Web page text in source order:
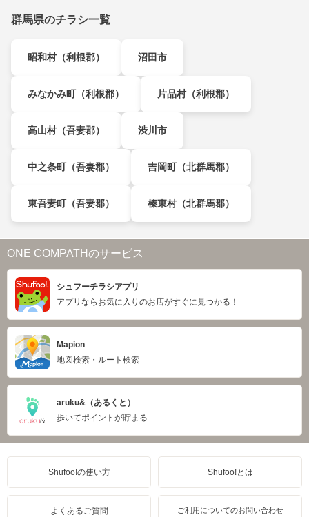
群馬県のチラシ一覧
昭和村（利根郡） 沼田市
みなかみ町（利根郡） 片品村（利根郡）
高山村（吾妻郡） 渋川市
中之条町（吾妻郡） 吉岡町（北群馬郡）
東吾妻町（吾妻郡） 榛東村（北群馬郡）
ONE COMPATHのサービス
シュフーチラシアプリ
アプリならお気に入りのお店がすぐに見つかる！
Mapion
地図検索・ルート検索
aruku&（あるくと）
歩いてポイントが貯まる
Shufoo!の使い方 Shufoo!とは
よくあるご質問 ご利用についてのお問い合わせ